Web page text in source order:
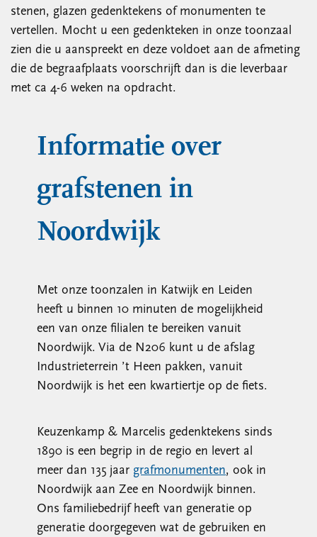
stenen, glazen gedenktekens of monumenten te
vertellen. Mocht u een gedenkteken in onze toonzaal
zien die u aanspreekt en deze voldoet aan de afmeting
die de begraafplaats voorschrijft dan is die leverbaar
met ca 4-6 weken na opdracht.
Informatie over
grafstenen in
Noordwijk
Met onze toonzalen in Katwijk en Leiden
heeft u binnen 10 minuten de mogelijkheid
een van onze filialen te bereiken vanuit
Noordwijk. Via de N206 kunt u de afslag
Industrieterrein ’t Heen pakken, vanuit
Noordwijk is het een kwartiertje op de fiets.
Keuzenkamp & Marcelis gedenktekens sinds
1890 is een begrip in de regio en levert al
meer dan 135 jaar grafmonumenten, ook in
Noordwijk aan Zee en Noordwijk binnen.
Ons familiebedrijf heeft van generatie op
generatie doorgegeven wat de gebruiken en